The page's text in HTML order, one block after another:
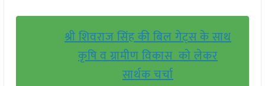
श्री शिवराज सिंह की बिल गेट्स के साथ
कृषि व ग्रामीण विकास को लेकर
सार्थक चर्चा